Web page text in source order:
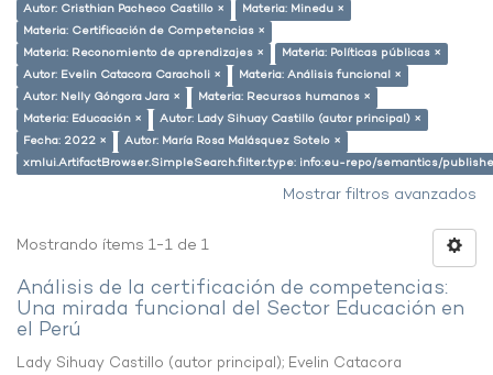
Autor: Cristhian Pacheco Castillo ×
Materia: Minedu ×
Materia: Certificación de Competencias ×
Materia: Reconomiento de aprendizajes ×
Materia: Políticas públicas ×
Autor: Evelin Catacora Caracholi ×
Materia: Análisis funcional ×
Autor: Nelly Góngora Jara ×
Materia: Recursos humanos ×
Materia: Educación ×
Autor: Lady Sihuay Castillo (autor principal) ×
Fecha: 2022 ×
Autor: María Rosa Malásquez Sotelo ×
xmlui.ArtifactBrowser.SimpleSearch.filter.type: info:eu-repo/semantics/
Mostrar filtros avanzados
Mostrando ítems 1-1 de 1
Análisis de la certificación de competencias:
Una mirada funcional del Sector Educación en
el Perú
Lady Sihuay Castillo (autor principal); Evelin Catacora